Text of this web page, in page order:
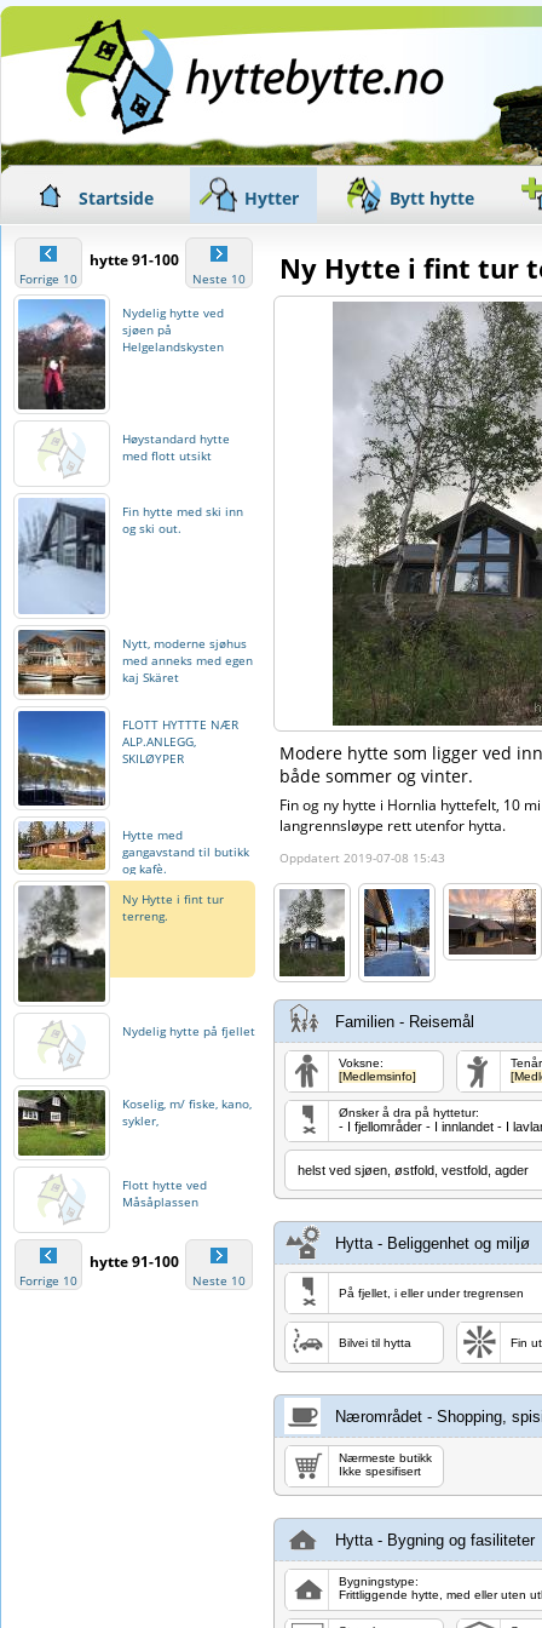
Startside Hytter Bytt hytte
Forrige 10
hytte 91-100
Neste 10
Nydelig hytte ved
sjøen på
Helgelandskysten
Høystandard hytte
med flott utsikt
Fin hytte med ski inn
og ski out.
Nytt, moderne sjøhus
med anneks med egen
kaj Skäret
FLOTT HYTTTE NÆR
ALP.ANLEGG,
SKILØYPER
Hytte med
gangavstand til butikk
og kafè.
Ny Hytte i fint tur
terreng.
Nydelig hytte på fjellet
Koselig, m/ fiske, kano,
sykler,
Flott hytte ved
Måsåplassen
Forrige 10
hytte 91-100
Neste 10
Ny Hytte i fint tur
Modere hytte som ligger ved
både sommer og vinter.
Fin og ny hytte i Hornlia hyttefelt, 10
langrennsløype rett utenfor hytta.
Oppdatert 2019-07-08 15:43
Familien - Reisemål
Voksne:
[Medlemsinfo]
Ønsker å dra på hyttetur:
- I fjellområder - I innlandet - I
helst ved sjøen, østfold, vestfold, agder
Hytta - Beliggenhet og miljø
På fjellet, i eller under tregrensen
Bilvei til hytta Fin
Nærområdet - Shopping,
Nærmeste butikk
Ikke spesifisert
Hytta - Bygning og fasiliteter
Bygningstype:
Frittliggende hytte, med eller uten